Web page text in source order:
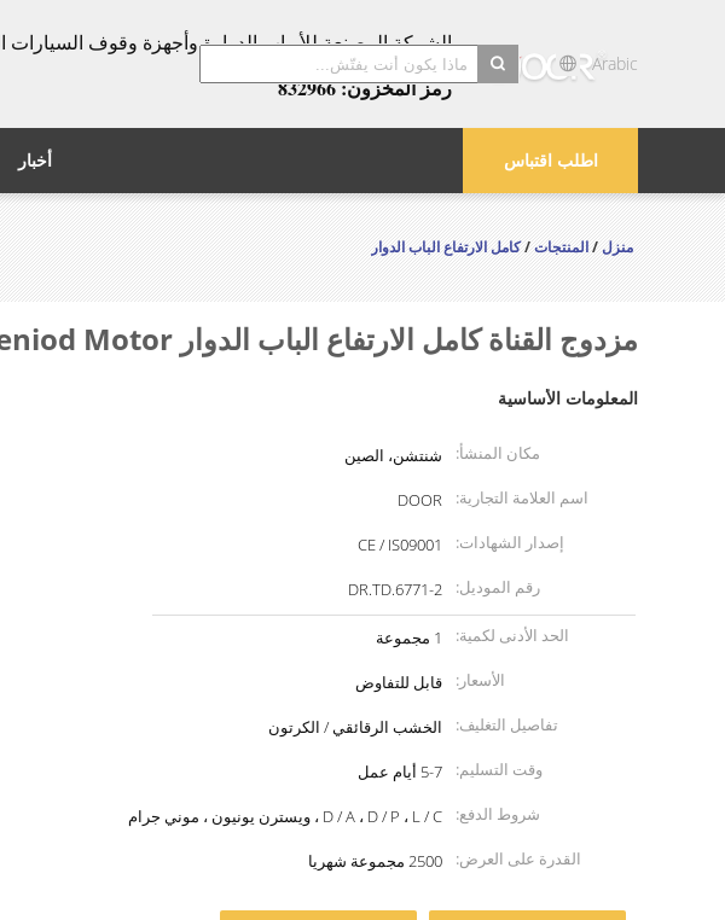
عامًا!
رمز المخزون: 832966
Arabic
اطلب اقتباس أخبار
منزل/المنتجات/كامل الارتفاع الباب الدوار
مزدوج القناة كامل الارتفاع الباب الدوار Soleniod Motor التحكم الذكي في الوصول للأمن
المعلومات الأساسية
مكان المنشأ:
شنتشن، الصين
اسم العلامة التجارية:
DOOR
إصدار الشهادات:
CE / IS09001
رقم الموديل:
DR.TD.6771-2
الحد الأدنى لكمية:
1 مجموعة
الأسعار:
قابل للتفاوض
تفاصيل التغليف:
الخشب الرقائقي / الكرتون
وقت التسليم:
5-7 أيام عمل
شروط الدفع:
D / A ، D / P ، L / C ، ويسترن يونيون ، موني جرام
القدرة على العرض:
2500 مجموعة شهريا